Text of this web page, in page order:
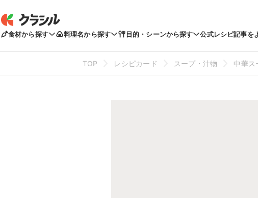
食材から探す 料理名から探す 目的・シーンから探す 公式レシピ記事を
TOP レシピカード スープ・汁物 中華ス